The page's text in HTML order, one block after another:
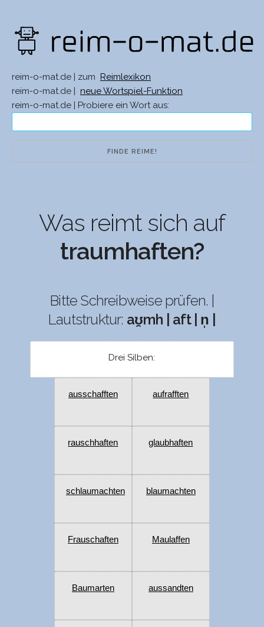
reim-o-mat.de | zum
Reimlexikon
reim-o-mat.de |
neue Wortspiel-Funktion
reim-o-mat.de | Probiere ein Wort aus:
Was reimt sich auf
traumhaften?
Bitte Schreibweise prüfen. |
Lautstruktur: aʊ̯mh | aft | n̩ |
Drei Silben:
ausschafften aufrafften
rauschhaften glaubhaften
schlaumachten blaumachten
Frauschaften Maulaffen
Baumarten aussandten